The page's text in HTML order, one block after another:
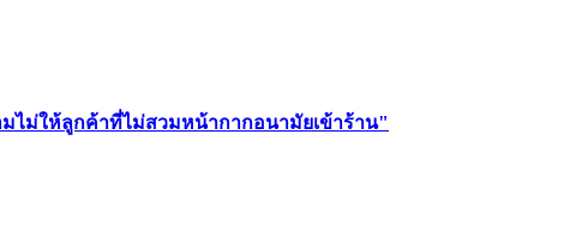
ไม่ให้ลูกค้าที่ไม่สวมหน้ากากอนามัยเข้าร้าน"